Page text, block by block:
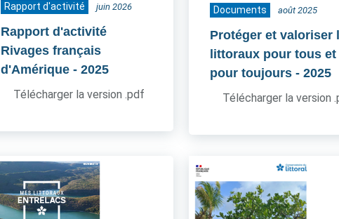
Rapport d'activité juin 2026
Rapport d'activité
Rivages français
d'Amérique - 2025
Télécharger la version .pdf
Documents août 2025
Protéger et valoriser
littoraux pour tous et
pour toujours - 2025
Télécharger la version